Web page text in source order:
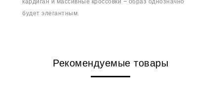
будет элегантным.
Рекомендуемые товары